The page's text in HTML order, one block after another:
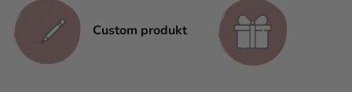
Custom produkt